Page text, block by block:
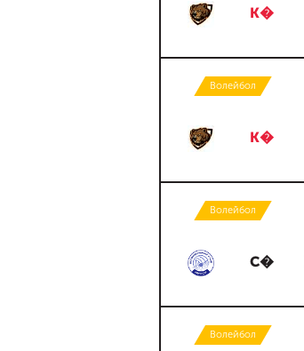
К�
Волейбол
К�
Волейбол
С�
Волейбол